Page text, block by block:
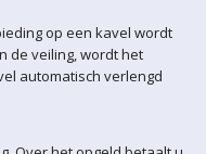
op een kavel wordt
de veiling, wordt het
automatisch verlengd